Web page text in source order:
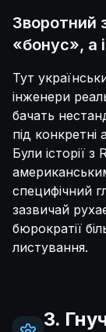
Зворотний
«бонус», а
Тут
інженери
бачать
під конкретні
Були історії
специфічний
зазвичай
бюрократії
листування.
3.